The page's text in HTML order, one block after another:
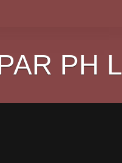
PH L